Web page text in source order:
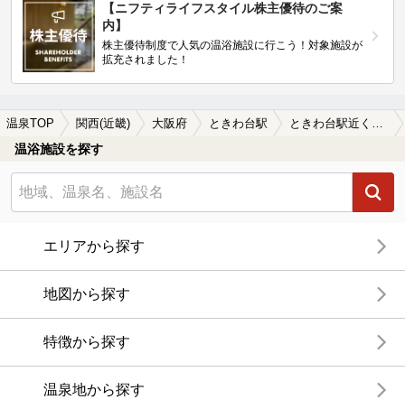
【ニフティライフスタイル株主優待のご案
内】
株主優待制度で人気の温浴施設に行こう！対象施設が
拡充されました！
温泉TOP 関西(近畿) 大阪府 ときわ台駅 ときわ台駅近くの温泉宿・温泉旅館・ホテルおすすめ(2026年版)
温浴施設を探す
エリアから探す
地図から探す
特徴から探す
温泉地から探す